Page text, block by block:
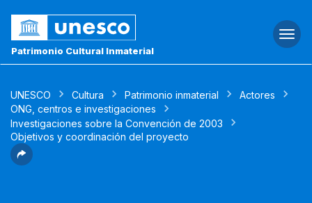
Patrimonio Cultural Inmaterial
UNESCO Cultura Patrimonio inmaterial
Actores
ONG, centros e investigaciones
Investigaciones sobre la Convención de 2003
Objetivos y coordinación del proyecto